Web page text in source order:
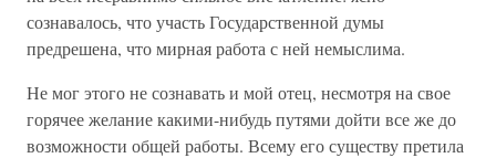
сознавалось, что участь Государственной думы
предрешена, что мирная работа с ней немыслима.
Не мог этого не сознавать и мой отец, несмотря на свое
горячее желание какими-нибудь путями дойти все же до
возможности общей работы. Всему его существу претила